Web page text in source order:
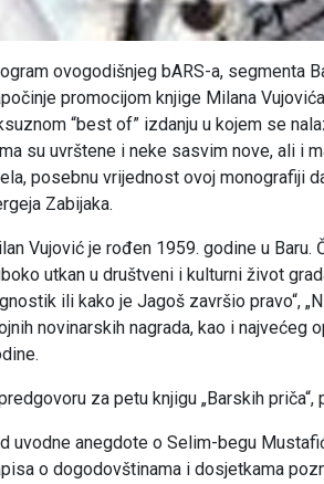
ovogodišnjeg bARS-a, segmenta
promocijom knjige Milana
“best of” izdanju u kojem se
su uvrštene i neke sasvim nove, ali i
posebnu vrijednost ovoj monografiji
Zabijaka.
Vujović je rođen 1959. godine u
utkan u društveni i kulturni život
ili kako je Jagoš završio pravo“,
novinarskih nagrada, kao i najvećeg
za petu knjigu „Barskih
uvodne anegdote o Selim-begu
o dogodovštinama i dosjetkama